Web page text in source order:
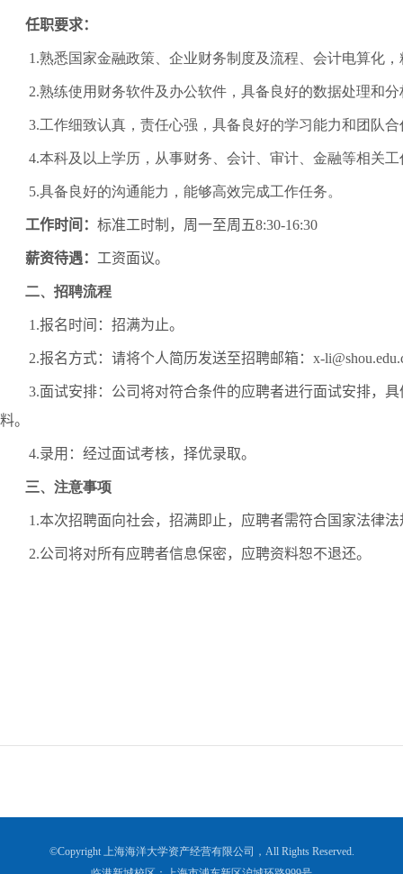
任职要求：
1.熟悉国家金融政策、企业财务制度及流程、会计电算化
2.熟练使用财务软件及办公软件，具备良好的数据处理和
3.工作细致认真，责任心强，具备良好的学习能力和团队
4.本科及以上学历，从事财务、会计、审计、金融等相关
5.具备良好的沟通能力，能够高效完成工作任务。
工作时间： 标准工时制，周一至周五8:30-16:30
薪资待遇： 工资面议。
二、招聘流程
1.报名时间： 招满为止。
2.报名方式：请将个人简历发送至招聘邮箱： x-
3.面试安排：公司将对符合条件的应聘者进行面试安排，
料。
4.录用：经过面试考核，择优录取。
三、注意事项
1.本次招聘面向社会， 招满即止，应聘者需符合国家法律
2.公司将对所有应聘者信息保密，应聘资料恕不退还。
©Copyright 上海海洋大学资产经营有限公司，All Rights Reserved.